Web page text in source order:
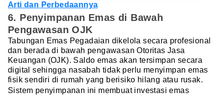
Arti dan Perbedaannya
6. Penyimpanan Emas di Bawah
Pengawasan OJK
Tabungan Emas Pegadaian dikelola secara profesional
dan berada di bawah pengawasan Otoritas Jasa
Keuangan (OJK). Saldo emas akan tersimpan secara
digital sehingga nasabah tidak perlu menyimpan emas
fisik sendiri di rumah yang berisiko hilang atau rusak.
Sistem penyimpanan ini membuat investasi emas